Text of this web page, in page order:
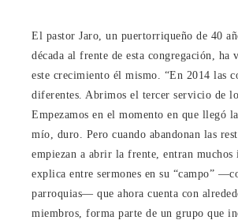
El pastor Jaro, un puertorriqueño de 40
década al frente de esta congregación, ha
este crecimiento él mismo. “En 2014 las
diferentes. Abrimos el tercer servicio de
Empezamos en el momento en que llegó
mío, duro. Pero cuando abandonan las
empiezan a abrir la frente, entran muchos
explica entre sermones en su “campo”
parroquias— que ahora cuenta con
miembros, forma parte de un grupo que